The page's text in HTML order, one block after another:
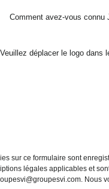
Comment avez-vous connu
Veuillez déplacer le logo dans
sur ce formulaire sont
légales applicables et